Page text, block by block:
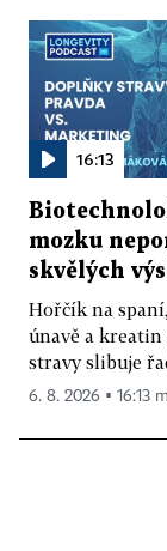
16:13
mozku
skvělých
Hořčík na
únavě a
stravy slibuje
6. 8. 2026 ▪ 16:13